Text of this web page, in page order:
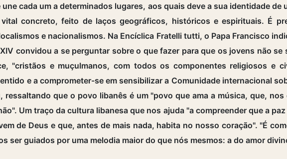
cada um a determinados lugares, aos quais deve a sua identidade de
concreto, feito de laços geográficos, históricos e espirituais. É
e nacionalismos. Na Encíclica Fratelli tutti, o Papa Francisco
convidou a se perguntar sobre o que fazer para que os jovens não
"cristãos e muçulmanos, com todos os componentes religiosos e
e a comprometer-se em sensibilizar a Comunidade internacional
ressaltando que o povo libanês é um "povo que ama a música, que,
Um traço da cultura libanesa que nos ajuda "a compreender que a
de Deus e que, antes de mais nada, habita no nosso coração". "É
ser guiados por uma melodia maior do que nós mesmos: a do amor